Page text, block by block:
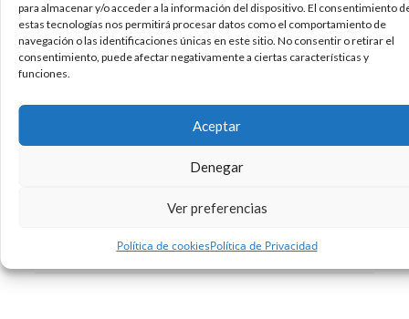
para almacenar y/o acceder a la información del dispositivo. El consentimiento
estas tecnologías nos permitirá procesar datos como el comportamiento de
navegación o las identificaciones únicas en este sitio. No consentir o retirar el
consentimiento, puede afectar negativamente a ciertas características y
funciones.
Aceptar
Denegar
Ver preferencias
Política de cookiesPolítica de Privacidad
¿Sabemos de lo que hablamos cuando hablamos
de merchandising? El merchandising, en esencia,
sería el conjunto de estrategias que se utilizan
para aumentar la rentabilidad en el punto de
venta. Para hablar de los inicios del
merchandising hemos de remontarnos a finales
del siglo XIX,